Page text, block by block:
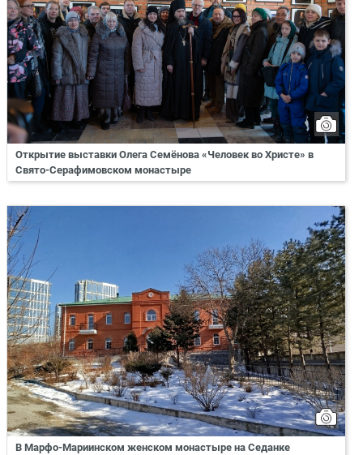
Открытие выставки Олега Семёнова «Человек во Христе» в
Свято-Серафимовском монастыре
В Марфо-Мариинском женском монастыре на Седанке